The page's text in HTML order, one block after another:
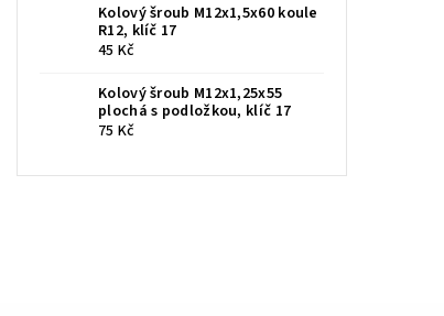
Kolový šroub M12x1,5x60 koule
R12, klíč 17
45 Kč
Kolový šroub M12x1,25x55
plochá s podložkou, klíč 17
75 Kč